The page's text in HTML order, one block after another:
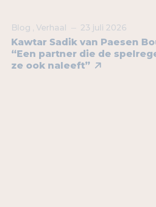
Blog ,Verhaal 23 juli 2026
Kawtar Sadik van Paesen
“Een partner die de
ze ook naleeft”